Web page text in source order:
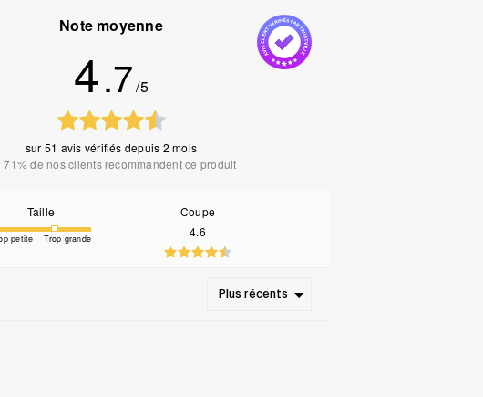
Note moyenne
4.7/5
sur 51 avis vérifiés depuis 2 mois
71% de nos clients recommandent ce produit
Taille
petite Trop grande
Coupe
4.6
Plus récents